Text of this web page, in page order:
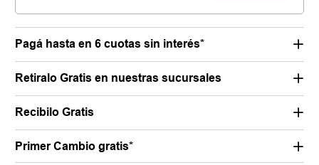
Pagá hasta en 6 cuotas sin interés*
Retiralo Gratis en nuestras sucursales
Recibilo Gratis
Primer Cambio gratis*